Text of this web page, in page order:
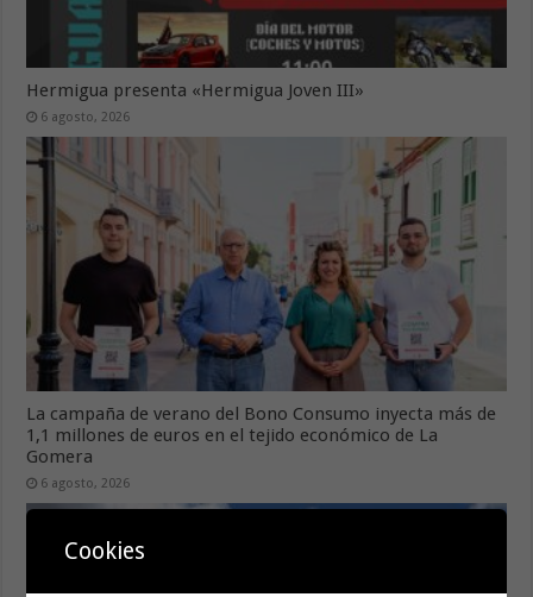
Hermigua presenta «Hermigua Joven III»
6 agosto, 2026
La campaña de verano del Bono Consumo inyecta más de
1,1 millones de euros en el tejido económico de La
Gomera
6 agosto, 2026
Cookies